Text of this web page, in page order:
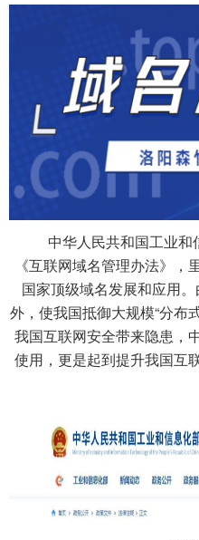
中华人民共和国工业和
《互联网域名管理办法》
国家顶级域名发展和应用
外，使我国抵御大规模“分布
我国互联网安全带来隐患，
使用，更是起到提升我国互